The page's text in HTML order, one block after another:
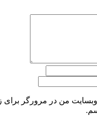
وبسایت من در مرورگر برای